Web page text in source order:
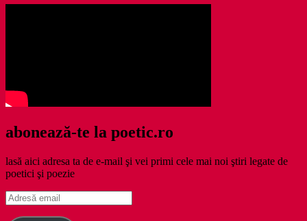
abonează-te la poetic.ro
lasă aici adresa ta de e-mail şi vei primi cele mai noi ştiri legate de
poetici şi poezie
Adresă
email